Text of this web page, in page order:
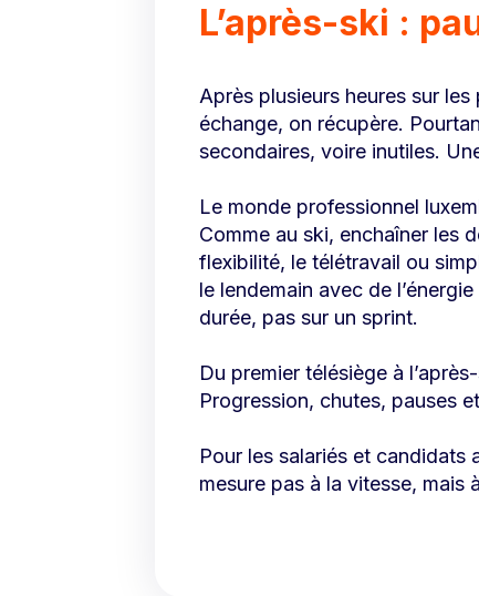
L’après-ski :
Après plusieurs heures sur
échange, on récupère.
secondaires, voire inutiles.
Le monde professionnel
Comme au ski, enchaîner les
flexibilité, le télétravail ou
le lendemain avec de
durée, pas sur un sprint.
Du premier télésiège à
Progression, chutes, pauses
Pour les salariés et candidats
mesure pas à la vitesse, mais